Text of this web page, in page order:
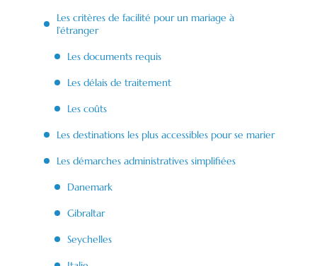
Les critères de facilité pour un mariage à
l’étranger
Les documents requis
Les délais de traitement
Les coûts
Les destinations les plus accessibles pour se marier
Les démarches administratives simplifiées
Danemark
Gibraltar
Seychelles